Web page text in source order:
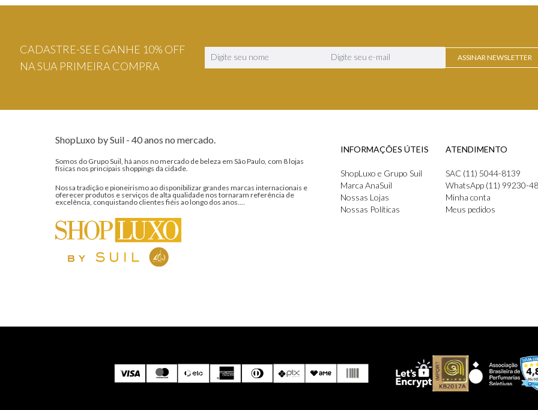
CADASTRE-SE E GANHE 10% OFF
NA SUA PRIMEIRA COMPRA
ASSINAR NEWSLETTER
ShopLuxo by Suil - 40 anos no mercado.
Somos do Grupo Suil, há anos no mercado de beleza em São Paulo, com 8 lojas
físicas nos principais shoppings da cidade.
Nossa tradição e pioneirismo ao disponibilizar grandes marcas internacionais e
oferecer produtos e serviços de alta qualidade nos tornaram referência de
excelência, conquistando clientes fiéis ao longo dos anos....
INFORMAÇÕES ÚTEIS
ShopLuxo e Grupo Suil
Marca AnaSuil
Nossas Lojas
Nossas Políticas
ATENDIMENTO
SAC (11) 5044-8139
WhatsApp (11) 99230-
Minha conta
Meus pedidos